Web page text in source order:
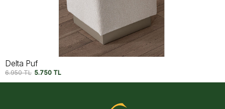
Electra Puf
7.950TL 6.500TL